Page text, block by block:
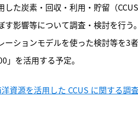
た炭素・回収・利用・貯留（
す影響等について調査・検討を行
ションモデルを使った検討等を3
」を活用する予定。
洋資源を活用した CCUS に関する調